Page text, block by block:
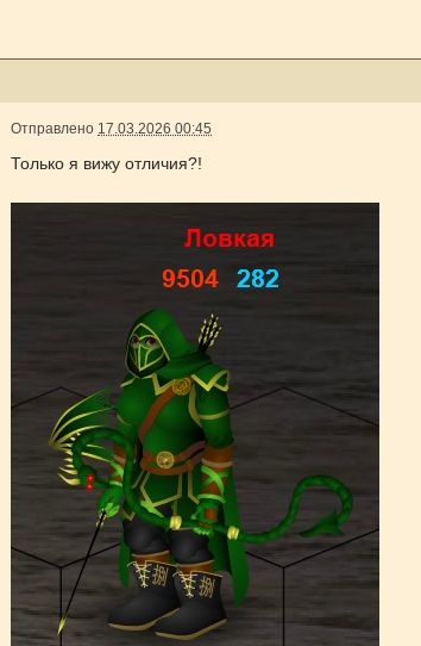
Отправлено 17.03.2026 00:45
Только я вижу отличия?!